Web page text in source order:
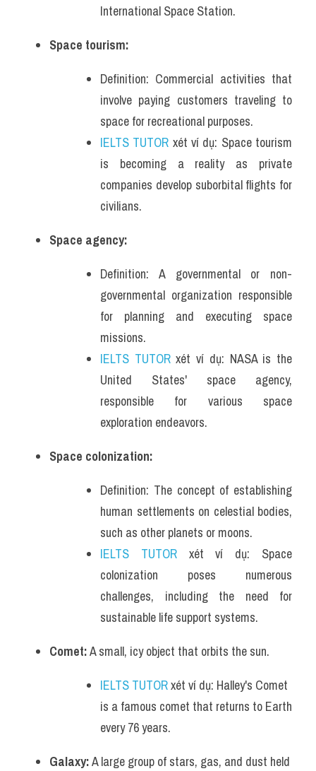
International Space Station.
Space tourism:
Definition: Commercial activities that
involve paying customers traveling to
space for recreational purposes.
IELTS TUTOR xét ví dụ: Space tourism
is becoming a reality as private
companies develop suborbital flights for
civilians.
Space agency:
Definition: A governmental or non-
governmental organization responsible
for planning and executing space
missions.
IELTS TUTOR xét ví dụ: NASA is the
United States' space agency,
responsible for various space
exploration endeavors.
Space colonization:
Definition: The concept of establishing
human settlements on celestial bodies,
such as other planets or moons.
IELTS TUTOR xét ví dụ: Space
colonization poses numerous
challenges, including the need for
sustainable life support systems.
Comet: A small, icy object that orbits the sun.
IELTS TUTOR xét ví dụ: Halley's Comet
is a famous comet that returns to Earth
every 76 years.
Galaxy: A large group of stars, gas, and dust held